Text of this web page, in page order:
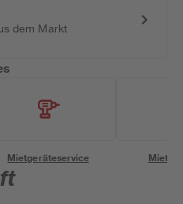
dem Markt
Mietgeräteservice